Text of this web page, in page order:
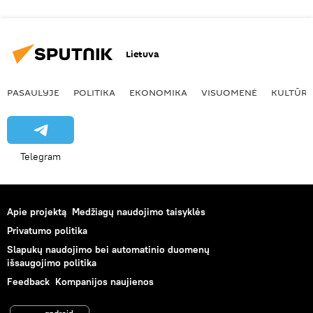
Lietuva
PASAULYJE POLITIKA EKONOMIKA VISUOMENĖ KULTŪRA
Telegram
Apie projektą Medžiagų naudojimo taisyklės
Privatumo politika
Slapukų naudojimo bei automatinio duomenų
išsaugojimo politika
Feedback Kompanijos naujienos